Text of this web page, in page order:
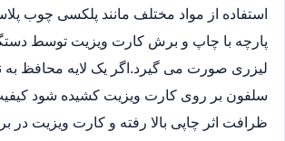
استفاده از مواد مختلف مانند پلکسی چوب
پارچه با چاپ و برش کارت ویزیت توسط
لیزری صورت می گیرد.اگر یک لایه محافظ به
سلفون بر روی کارت ویزیت کشیده شود
ظرافت اثر چاپی بالا رفته و کارت ویزیت